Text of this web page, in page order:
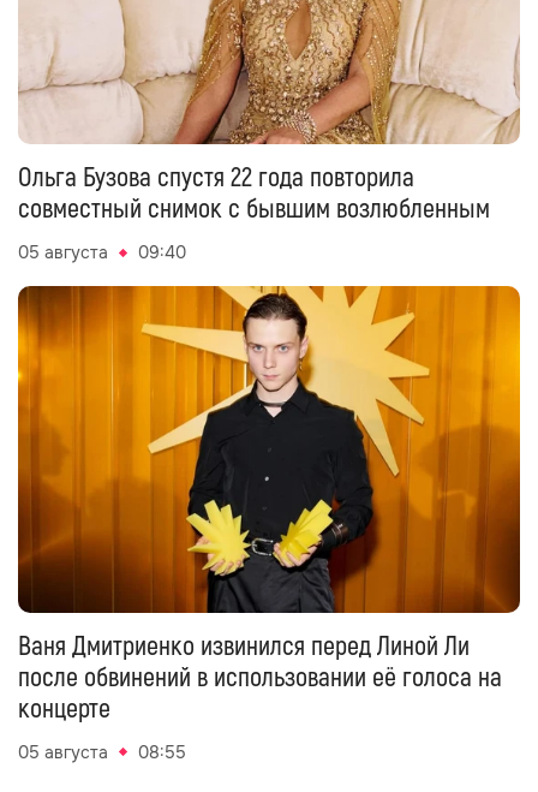
Ольга Бузова спустя 22 года повторила
совместный снимок с бывшим возлюбленным
05 августа 09:40
Ваня Дмитриенко извинился перед Линой Ли
после обвинений в использовании её голоса на
концерте
05 августа 08:55